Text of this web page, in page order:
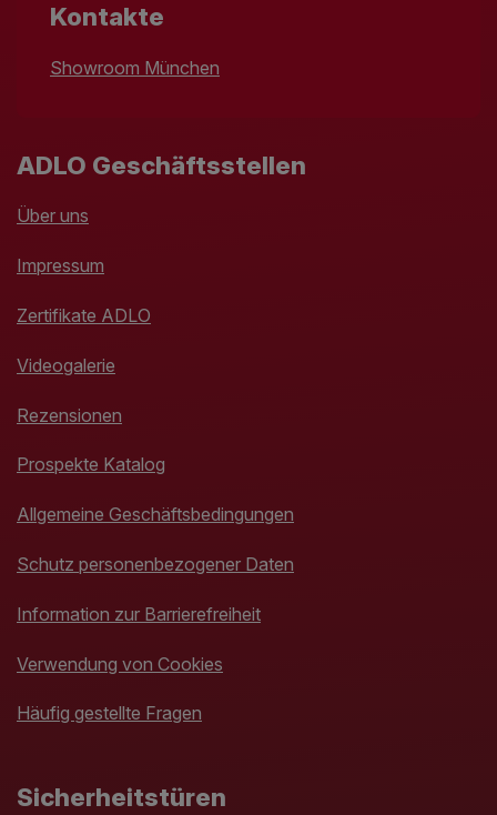
Kontakte
Showroom München
ADLO Geschäftsstellen
Über uns
Impressum
Zertifikate ADLO
Videogalerie
Rezensionen
Prospekte Katalog
Allgemeine Geschäftsbedingungen
Schutz personenbezogener Daten
Information zur Barrierefreiheit
Verwendung von Cookies
Häufig gestellte Fragen
Sicherheitstüren